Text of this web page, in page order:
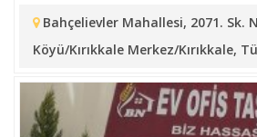
Bahçelievler Mahallesi, 2071. Sk.
Köyü/Kırıkkale Merkez/Kırıkkale,